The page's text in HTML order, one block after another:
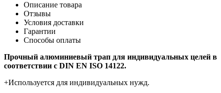
Описание товара
Отзывы
Условия доставки
Гарантии
Способы оплаты
Прочный алюминиевый трап для индивидуальных целей в
соответствии с DIN EN ISO 14122.
+Используется для индивидуальных нужд.